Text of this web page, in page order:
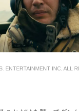
ENTERTAINMENT INC. ALL